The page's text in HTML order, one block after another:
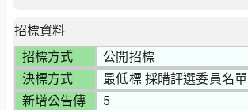
招標資料
招標方式
公開招標
決標方式
最低標 採購評選委員名單
新增公告傳
5